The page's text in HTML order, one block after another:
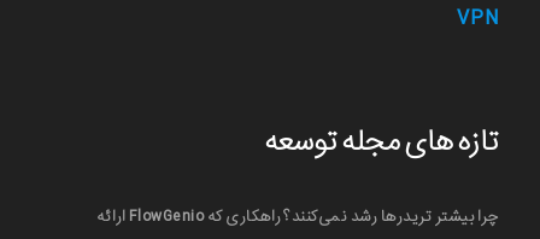
VPN
تازه های مجله توسعه
چرا بیشتر تریدرها رشد نمی‌کنند؟ راهکاری که FlowGenio ارائه